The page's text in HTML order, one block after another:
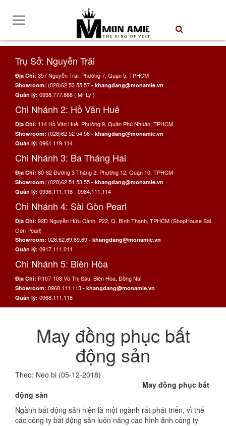
Trụ Sở: Nguyễn Trãi
Địa Chỉ: 357 Nguyễn Trãi, Phường 7, Quận 5, TPHCM
Showroom: (028)62 53 55 57 - khangdang@monamie.vn
Quản lý: 0938.777.868 ( Mr Lý )
Chi Nhánh 2: Hồ Văn Huê
Địa Chỉ: 114 Hồ Văn Huê, Phường 9, Quận Phú Nhuận, TPHCM
Showroom: (028)62 52 54 56 - khangdang@monamie.vn
Quản lý: 0961.119.114
Chi Nhánh 3: Ba Tháng Hai
Địa Chỉ: 80-82 Đường 3 Tháng 2, Phường 12, Quận 10, TPHCM
Showroom: (028)62 51 53 55 - khangdang@monamie.vn
Quản lý: 0936.111.116 - 0984.111.114
Chi Nhánh 4: Sài Gòn Pearl
Địa Chỉ: 92D Nguyễn Hữu Cảnh, P22, Q. Bình Thạnh, TPHCM (ShopHouse Sai
Gon Pearl)
Showroom: 028.62.69.69.69 - khangdang@monamie.vn
Quản lý: 0917.111.011
Chi Nhánh 5: Biên Hòa
Địa Chỉ: R107-108 Võ Thị Sáu, Biên Hòa, Đồng Nai
Showroom: 0968.111.113 - khangdang@monamie.vn
Quản lý: 0968.111.118
May đồng phục bất
động sản
Theo: Neo bi (05-12-2018)
May đồng phục bất
động sản
Ngành bất động sản hiện là một ngành rất phát triển, vì thế
các công ty bất động sản luôn nâng cao hình ảnh công ty